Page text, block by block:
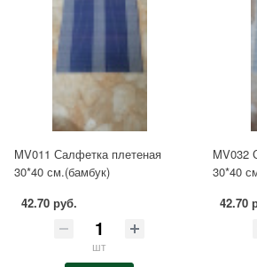
MV011 Салфетка плетеная
30*40 см.(бамбук)
42.70 руб.
шт
MV032
30*40
42.70